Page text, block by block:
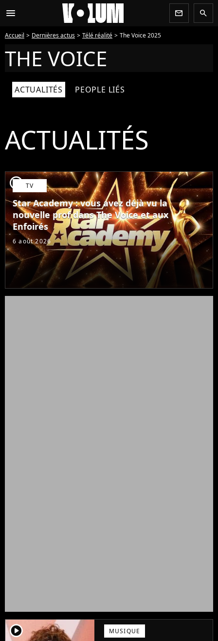
menu newsletter search
Accueil Dernières actus Télé réalité The Voice 2025
THE VOICE
ACTUALITÉS PEOPLE LIÉS
ACTUALITÉS
player2 TV
Star Academy : vous avez déjà vu la
nouvelle prof dans The Voice et aux
Enfoirés
6 août 2026
player2 MUSIQUE